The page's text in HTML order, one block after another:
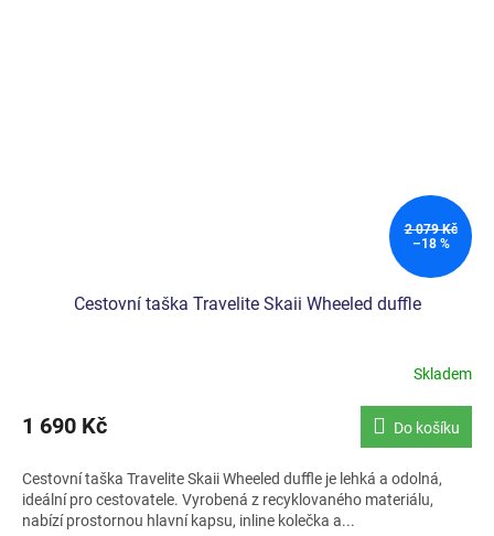
2 079 Kč
–18 %
Cestovní taška Travelite Skaii Wheeled duffle
Skladem
1 690 Kč Do košíku
Cestovní taška Travelite Skaii Wheeled duffle je lehká a odolná,
ideální pro cestovatele. Vyrobená z recyklovaného materiálu,
nabízí prostornou hlavní kapsu, inline kolečka a...